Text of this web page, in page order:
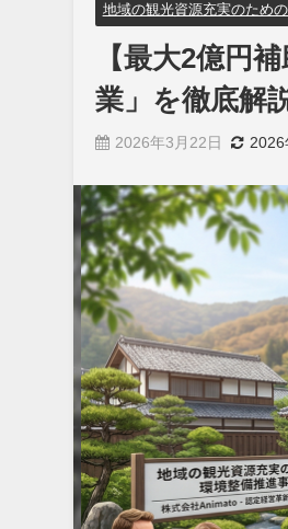
地域の観光資源充実のため
【最大2億円
業」を徹底解
2026年3月22日 2026